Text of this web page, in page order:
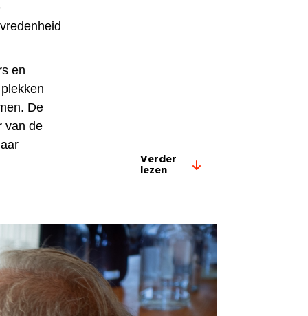
en
De
van de
Verder
lezen